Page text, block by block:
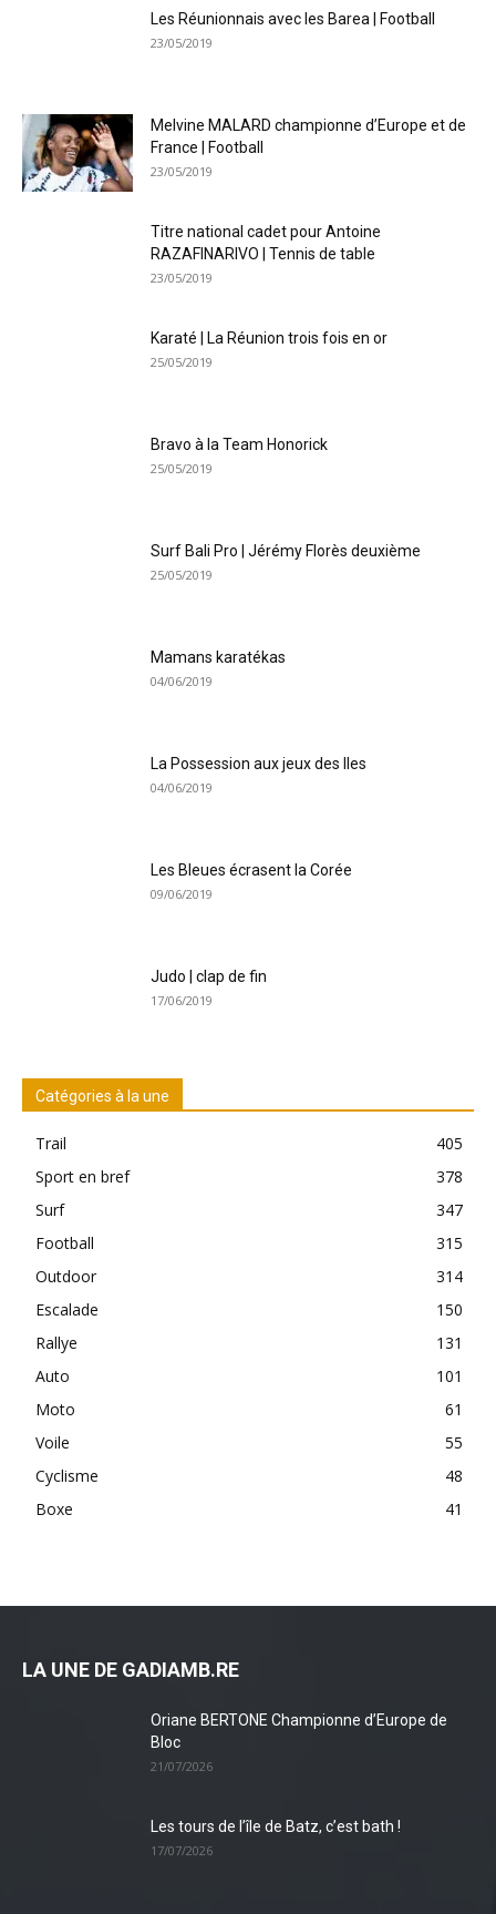
Les Réunionnais avec les Barea | Football
23/05/2019
Melvine MALARD championne d’Europe et de
France | Football
23/05/2019
Titre national cadet pour Antoine
RAZAFINARIVO | Tennis de table
23/05/2019
Karaté | La Réunion trois fois en or
25/05/2019
Bravo à la Team Honorick
25/05/2019
Surf Bali Pro | Jérémy Florès deuxième
25/05/2019
Mamans karatékas
04/06/2019
La Possession aux jeux des Iles
04/06/2019
Les Bleues écrasent la Corée
09/06/2019
Judo | clap de fin
17/06/2019
Catégories à la une
Trail
405
Sport en bref
378
Surf
347
Football
315
Outdoor
314
Escalade
150
Rallye
131
Auto
101
Moto
61
Voile
55
Cyclisme
48
Boxe
41
LA UNE DE GADIAMB.RE
Oriane BERTONE Championne d’Europe de
Bloc
21/07/2026
Les tours de l’île de Batz, c’est bath !
17/07/2026